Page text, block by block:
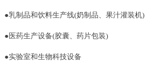
●乳制品和饮料生产线(奶制品、果汁灌装机)
●医药生产设备(胶囊、药片包装)
●实验室和生物科技设备